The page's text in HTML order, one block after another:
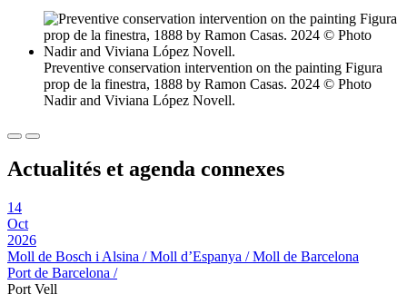
Preventive conservation intervention on the painting Figura
prop de la finestra, 1888 by Ramon Casas. 2024 © Photo
Nadir and Viviana López Novell.
Actualités et agenda connexes
14
Oct
2026
Moll de Bosch i Alsina / Moll d’Espanya / Moll de Barcelona
Port de Barcelona /
Port Vell